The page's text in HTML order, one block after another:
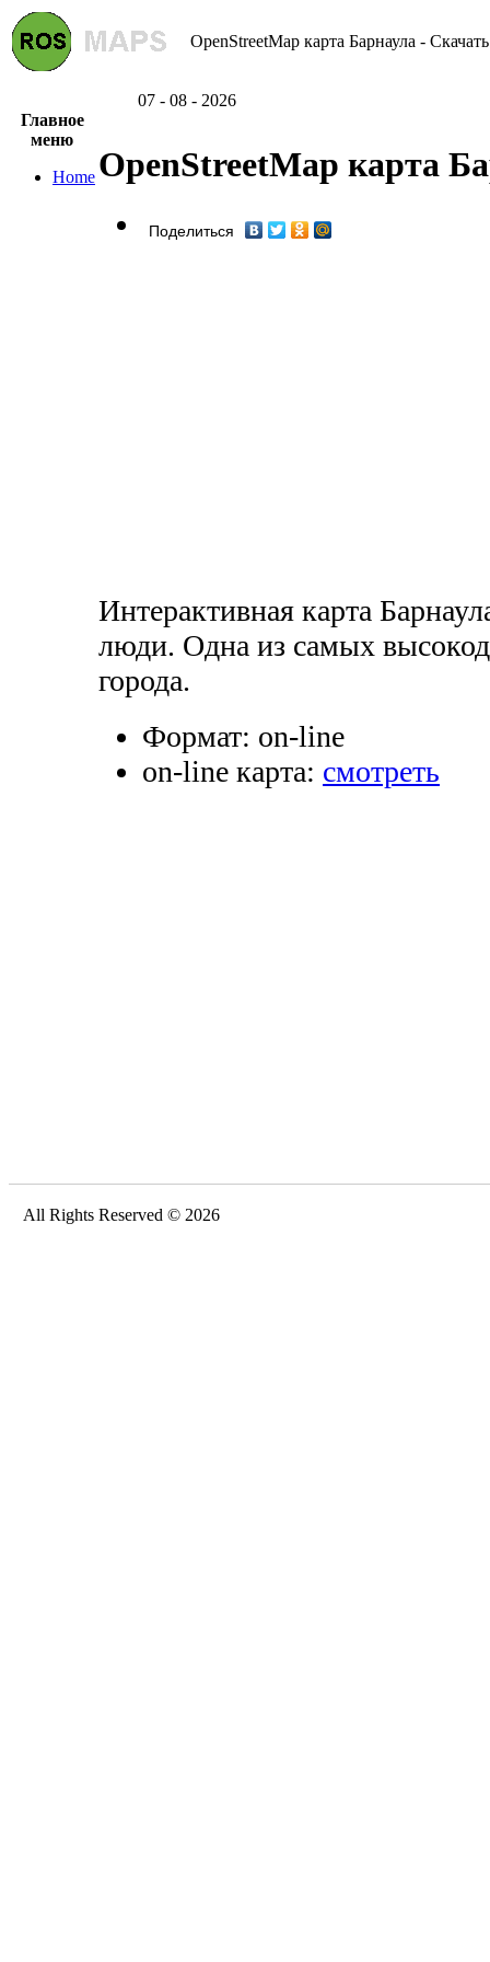
OpenStreetMap карта Барнаула -
07 - 08 - 2026
Главное
меню
Home OpenStreetMap карта
Поделиться
Интерактивная карта
люди. Одна из самых
города.
Формат: on-line
on-line карта: смотреть
All Rights Reserved © 2026